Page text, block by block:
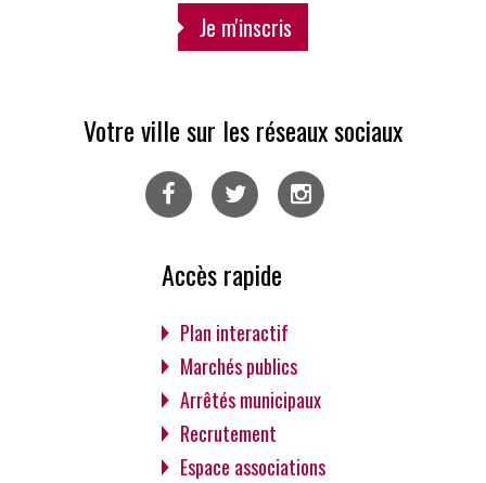
Je m'inscris
Votre ville sur les réseaux sociaux
Accès rapide
Plan interactif
Marchés publics
Arrêtés municipaux
Recrutement
Espace associations